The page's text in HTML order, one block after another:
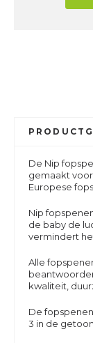
De Nip
gemaakt
Europese
Nip
de baby de
vermindert
Alle
kwaliteit,
De
3 in de